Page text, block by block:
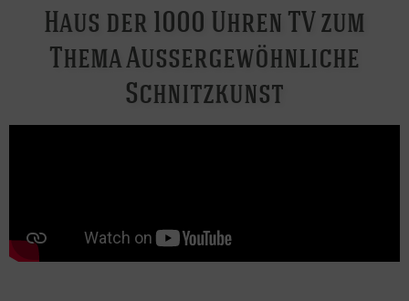
Haus der 1000 Uhren TV zum
Thema Aussergewöhnliche
Schnitzkunst